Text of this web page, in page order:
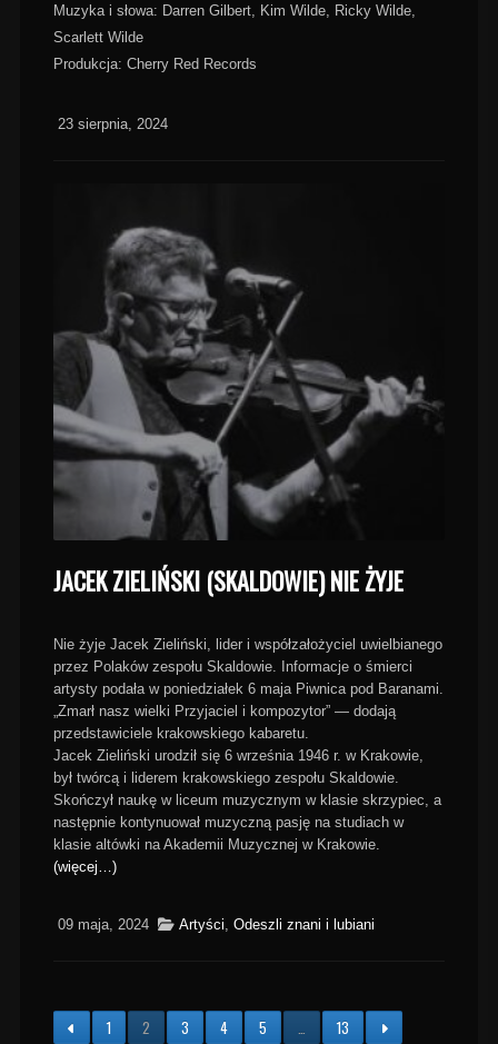
Muzyka i słowa: Darren Gilbert, Kim Wilde, Ricky Wilde,
Scarlett Wilde
Produkcja: Cherry Red Records
23 sierpnia, 2024
JACEK ZIELIŃSKI (SKALDOWIE) NIE ŻYJE
Nie żyje Jacek Zieliński, lider i współzałożyciel uwielbianego
przez Polaków zespołu Skaldowie. Informacje o śmierci
artysty podała w poniedziałek 6 maja Piwnica pod Baranami.
„Zmarł nasz wielki Przyjaciel i kompozytor” — dodają
przedstawiciele krakowskiego kabaretu.
Jacek Zieliński urodził się 6 września 1946 r. w Krakowie,
był twórcą i liderem krakowskiego zespołu Skaldowie.
Skończył naukę w liceum muzycznym w klasie skrzypiec, a
następnie kontynuował muzyczną pasję na studiach w
klasie altówki na Akademii Muzycznej w Krakowie.
(więcej…)
09 maja, 2024 Artyści, Odeszli znani i lubiani
1 2 3 4 5 … 13